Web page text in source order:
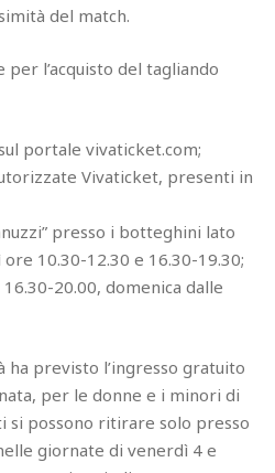
del match.
l’acquisto del tagliando
portale vivaticket.com;
Vivaticket, presenti in
presso i botteghini lato
10.30-12.30 e 16.30-19.30;
20.00, domenica dalle
ha previsto l’ingresso gratuito
per le donne e i minori di
si possono ritirare solo presso
giornate di venerdì 4 e